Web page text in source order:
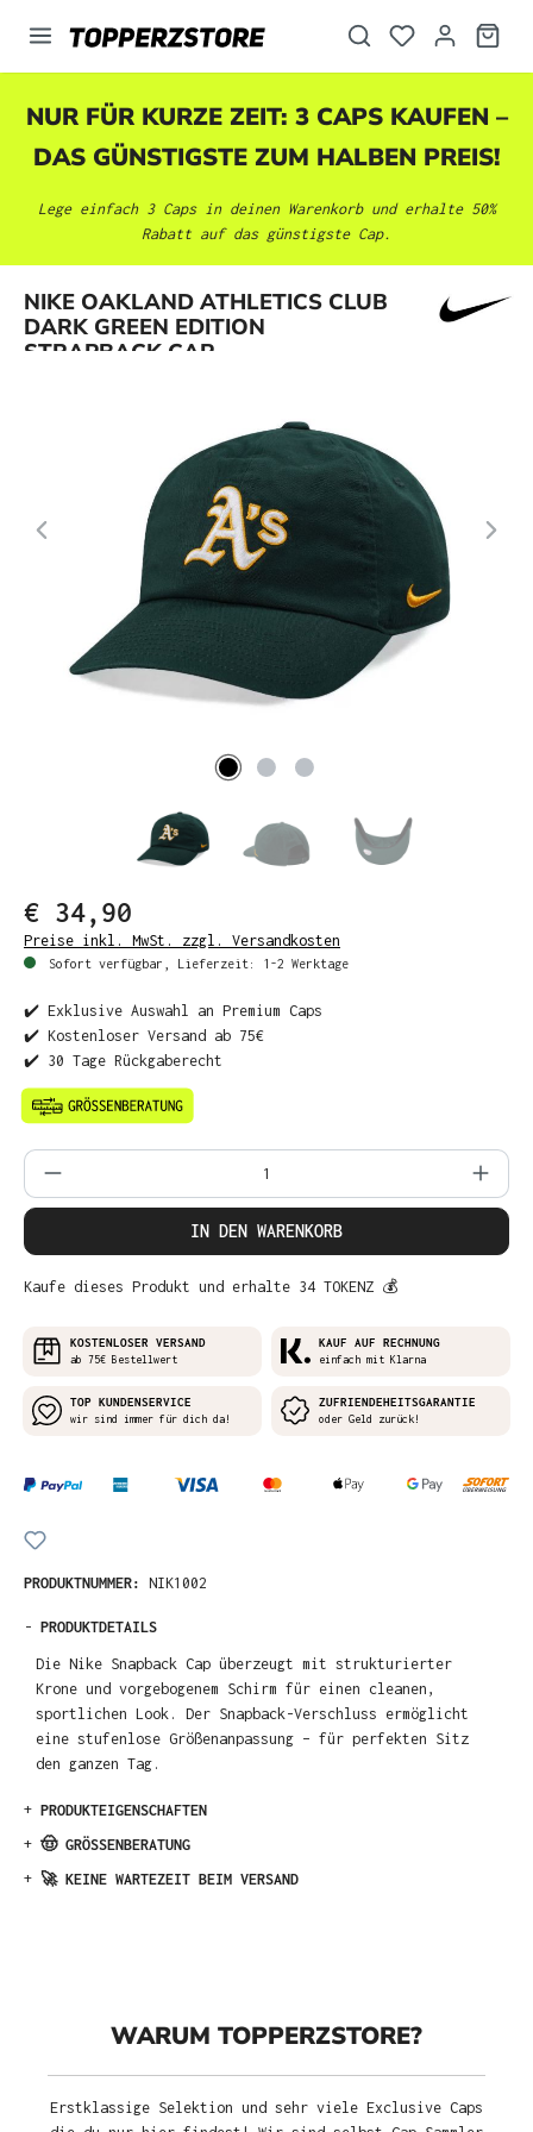
springen
NUR FÜR KURZE ZEIT: 3 CAPS KAUFEN –
DAS GÜNSTIGSTE ZUM HALBEN PREIS!
Lege einfach 3 Caps in deinen Warenkorb und erhalte 50%
Rabatt auf das günstigste Cap.
NIKE OAKLAND ATHLETICS CLUB
DARK GREEN EDITION
STRAPBACK CAP
Bildergalerie überspringen
€ 34,90
Preise inkl. MwSt. zzgl. Versandkosten
Sofort verfügbar, Lieferzeit: 1-2 Werktage
✔️ Exklusive Auswahl an Premium Caps
✔️ Kostenloser Versand ab 75€
✔️ 30 Tage Rückgaberecht
Produkt Anzahl: Gib den gewünschten
IN DEN WARENKORB
Kaufe dieses Produkt und erhalte 34 TOKENZ 💰
KOSTENLOSER VERSAND
ab 75€ Bestellwert
KAUF AUF RECHNUNG
einfach mit Klarna
TOP KUNDENSERVICE
wir sind immer für dich da!
ZUFRIENDEHEITSGARANTIE
oder Geld zurück!
PRODUKTNUMMER: NIK1002
- PRODUKTDETAILS
Die Nike Snapback Cap überzeugt mit strukturierter
Krone und vorgebogenem Schirm für einen cleanen,
sportlichen Look. Der Snapback-Verschluss ermöglicht
eine stufenlose Größenanpassung – für perfekten Sitz
den ganzen Tag.
+ PRODUKTEIGENSCHAFTEN
+ 🤠 GRÖSSENBERATUNG
+ 🚀 KEINE WARTEZEIT BEIM VERSAND
WARUM TOPPERZSTORE?
Erstklassige Selektion und sehr viele Exclusive Caps